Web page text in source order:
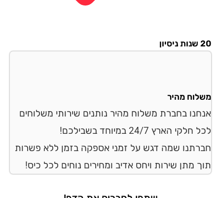
מהיר
בחברת משלוח מהיר נותנים שירותי משלוחים
הארץ 24/7 במיוחד בשבילכם!
שמה דגש על זמני אספקה בזמן ללא פשרות
מתן שירות ויחס אדיב ומחירים נוחים לכל כיס!